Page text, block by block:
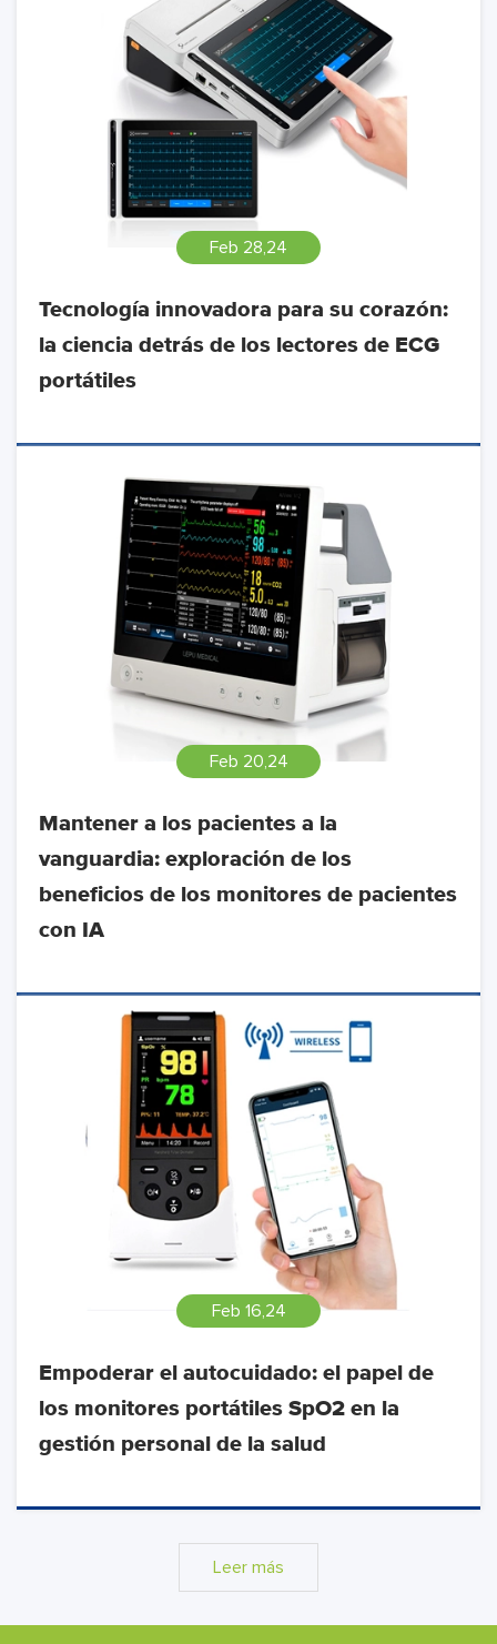
Feb 28,24
Tecnología innovadora para su corazón:
la ciencia detrás de los lectores de ECG
portátiles
Feb 20,24
Mantener a los pacientes a la
vanguardia: exploración de los
beneficios de los monitores de pacientes
con IA
Feb 16,24
Empoderar el autocuidado: el papel de
los monitores portátiles SpO2 en la
gestión personal de la salud
Leer más